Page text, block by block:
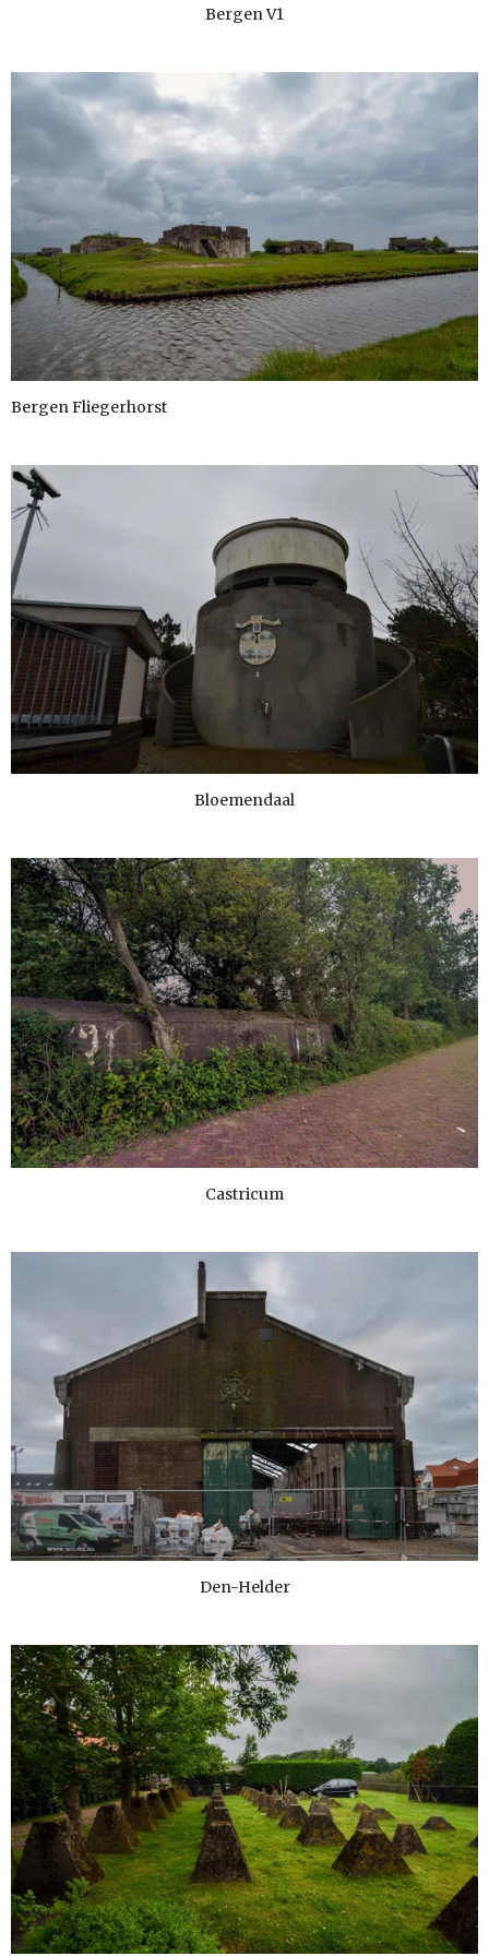
Bergen V1
Bergen Fliegerhorst
Bloemendaal
Castricum
Den-Helder